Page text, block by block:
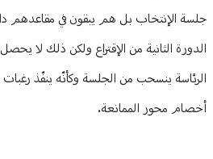
جلسة الإنتخاب بل هم يبقون في مقاعدهم
الدورة الثانية من الإقتراع ولكن ذلك لا
الرئاسة ينسحب من الجلسة وكأنّه ينفّذ
أخصام محور الممانعة.